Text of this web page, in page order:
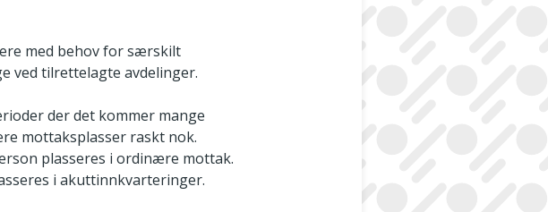
med behov for særskilt
ved tilrettelagte avdelinger.
der det kommer mange
mottaksplasser raskt nok.
plasseres i ordinære mottak.
i akuttinnkvarteringer.